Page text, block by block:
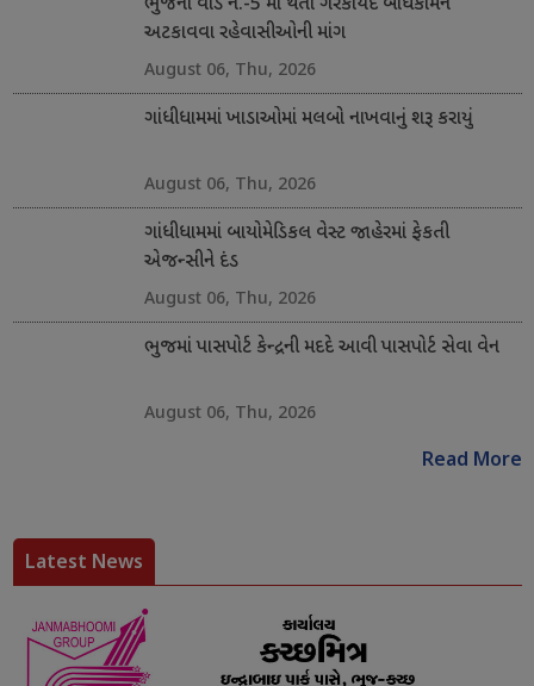
ભુજના વોર્ડ નં.-5 માં થતા ગેરકાયદે બાંધકામને
અટકાવવા રહેવાસીઓની માંગ
August 06, Thu, 2026
ગાંધીધામમાં ખાડાઓમાં મલબો નાખવાનું શરૂ કરાયું
August 06, Thu, 2026
ગાંધીધામમાં બાયોમેડિકલ વેસ્ટ જાહેરમાં ફેકતી
એજન્સીને દંડ
August 06, Thu, 2026
ભુજમાં પાસપોર્ટ કેન્દ્રની મદદે આવી પાસપોર્ટ સેવા વેન
August 06, Thu, 2026
Read More
Latest News